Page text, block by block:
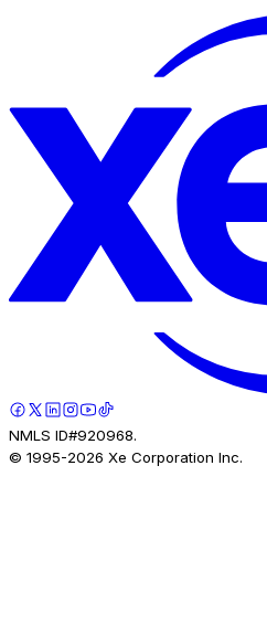
NMLS ID#920968.
© 1995-2026 Xe Corporation Inc.